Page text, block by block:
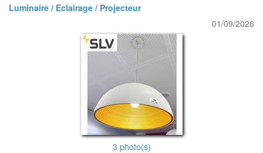
Luminaire / Eclairage / Projecteur
01/09/2026
3 photo(s)